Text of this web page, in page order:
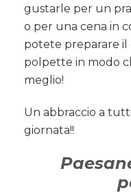
gustarle per un
o per una cena in
potete preparare il
polpette in modo
meglio!
Un abbraccio a
giornata!!